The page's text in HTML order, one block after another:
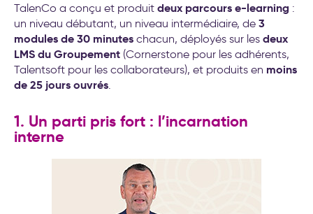
TalenCo a conçu et produit deux parcours e-learning :
un niveau débutant, un niveau intermédiaire, de 3
modules de 30 minutes chacun, déployés sur les deux
LMS du Groupement (Cornerstone pour les adhérents,
Talentsoft pour les collaborateurs), et produits en moins
de 25 jours ouvrés.
1. Un parti pris fort : l’incarnation
interne